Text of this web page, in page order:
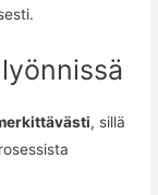
, sillä